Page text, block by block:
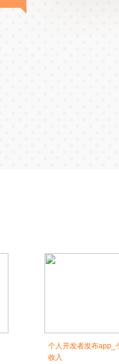
个人开发者发布app_
收入